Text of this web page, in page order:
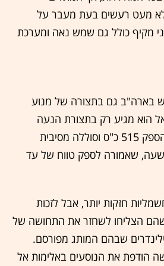
מעט רעשים בעת מעבר על
מקיף כולל גם שמש נאה ומערכת
בארה"ב גם בתצורה של מנוע
הוא מגיע רק בתצורת הנעה
שכוללת שני מנועים בהספק 515 כ"ס וסוללה מסיבית
קילוואט-שעה, שאמורה לספק טווח של עד
חזקות יותר, אבל לזכות
שהם הצליחו לשחזר את התחושה של
שבהם המותג מפורסם.
הודפת את הנוסעים באלימות אל